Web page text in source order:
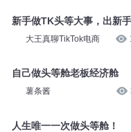
新手做TK头等大事，出新
大王真聊TikTok电商
自己做头等舱老板经济舱
薯条酱
人生唯一一次做头等舱！